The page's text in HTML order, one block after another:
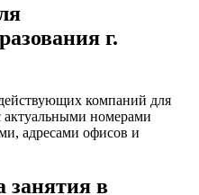
г.
компаний для
актуальными номерами
адресами офисов и
в